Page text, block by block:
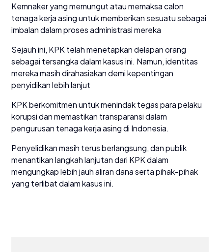
Kemnaker yang memungut atau memaksa calon
tenaga kerja asing untuk memberikan sesuatu sebagai
imbalan dalam proses administrasi mereka
Sejauh ini, KPK telah menetapkan delapan orang
sebagai tersangka dalam kasus ini. Namun, identitas
mereka masih dirahasiakan demi kepentingan
penyidikan lebih lanjut
KPK berkomitmen untuk menindak tegas para pelaku
korupsi dan memastikan transparansi dalam
pengurusan tenaga kerja asing di Indonesia.
Penyelidikan masih terus berlangsung, dan publik
menantikan langkah lanjutan dari KPK dalam
mengungkap lebih jauh aliran dana serta pihak-pihak
yang terlibat dalam kasus ini.